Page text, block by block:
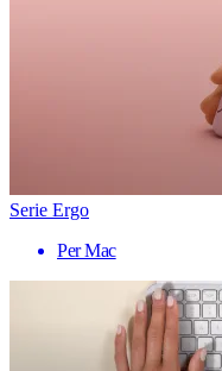
Serie Ergo
Per Mac